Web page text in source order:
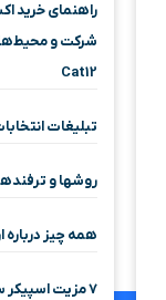
راهنمای خرید
Cat12
تبلیغات
روشها و
همه چیز درباره
۷ مزیت اسپیکر سقفی هوشمند در معماری خانه‌ های مدرن